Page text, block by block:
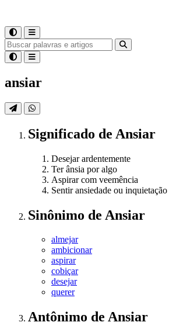
ansiar
Significado de Ansiar
Desejar ardentemente
Ter ânsia por algo
Aspirar com veemência
Sentir ansiedade ou inquietação
Sinônimo de Ansiar
almejar
ambicionar
aspirar
cobiçar
desejar
querer
Antônimo de Ansiar